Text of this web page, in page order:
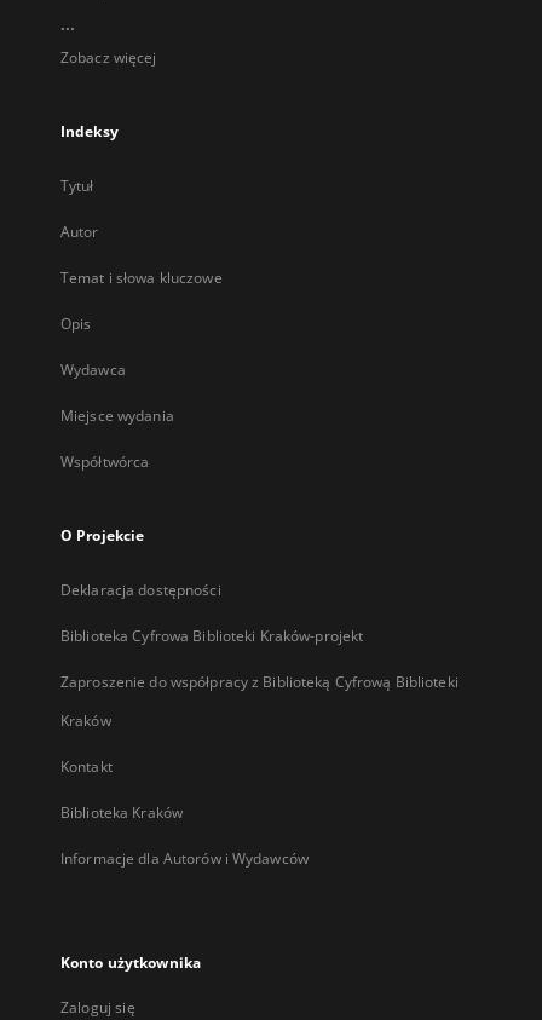
...
Zobacz więcej
Indeksy
Tytuł
Autor
Temat i słowa kluczowe
Opis
Wydawca
Miejsce wydania
Współtwórca
O Projekcie
Deklaracja dostępności
Biblioteka Cyfrowa Biblioteki Kraków-projekt
Zaproszenie do współpracy z Biblioteką Cyfrową Biblioteki
Kraków
Kontakt
Biblioteka Kraków
Informacje dla Autorów i Wydawców
Konto użytkownika
Zaloguj się